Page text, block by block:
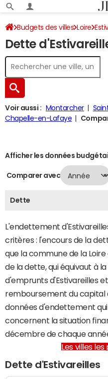
Budgets des villes Loire
Dette
Voir aussi : Montarcher
Chapelle-en-Lafaye
Afficher les données
Comparer avec
Dette
L'endettement
critères : l'encours de la
que la commune de la
de la dette, qui équivaut à
d'emprunts d'Estivareilles
remboursement du capital
données d'endettement
concernent la situation
décembre de chaque
Les villes
Dette d'Estivareilles